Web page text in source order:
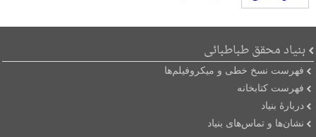
بنیاد محقق طباطبائی
فهرست نسخ خطی و میکروفیلم‌ها
فهرست کتابخانه
دربارۀ بنیاد
نشان‌ها و تماس‌های بنیاد